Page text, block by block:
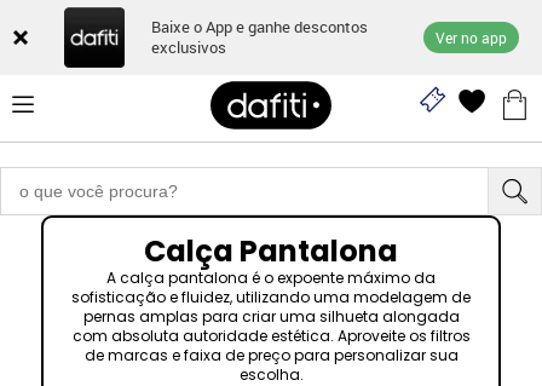
Baixe o App e ganhe descontos
exclusivos
Ver no app
Calça Pantalona
A calça pantalona é o expoente máximo da
sofisticação e fluidez, utilizando uma modelagem de
pernas amplas para criar uma silhueta alongada
com absoluta autoridade estética. Aproveite os filtros
de marcas e faixa de preço para personalizar sua
escolha.